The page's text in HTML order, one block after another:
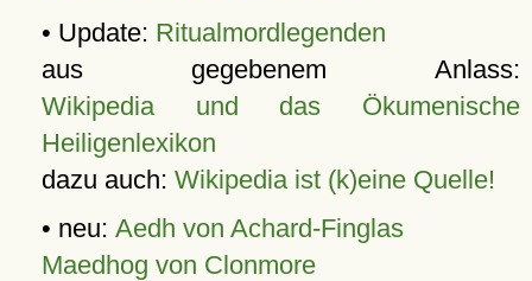
• Update: Ritualmordlegenden
aus gegebenem Anlass:
Wikipedia und das Ökumenische
Heiligenlexikon
dazu auch: Wikipedia ist (k)eine Quelle!
• neu: Aedh von Achard-Finglas
Maedhog von Clonmore